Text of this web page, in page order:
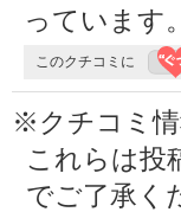
っています
このクチコミに
※クチコミ
これらは投
でご了承く